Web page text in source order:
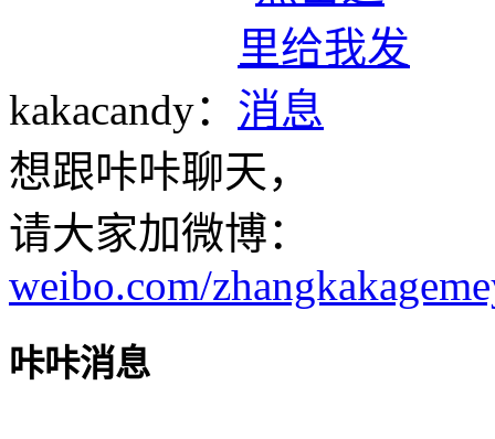
kakacandy：
想跟咔咔聊天，
请大家加微博：
weibo.com/
咔咔消息